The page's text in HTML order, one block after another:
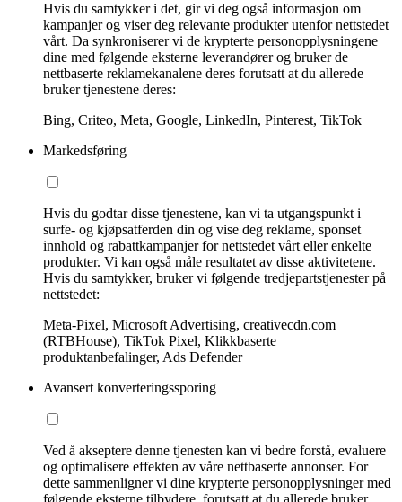
Hvis du samtykker i det, gir vi deg også informasjon om
kampanjer og viser deg relevante produkter utenfor nettstedet
vårt. Da synkroniserer vi de krypterte personopplysningene
dine med følgende eksterne leverandører og bruker de
nettbaserte reklamekanalene deres forutsatt at du allerede
bruker tjenestene deres:
Bing, Criteo, Meta, Google, LinkedIn, Pinterest, TikTok
Markedsføring
Hvis du godtar disse tjenestene, kan vi ta utgangspunkt i
surfe- og kjøpsatferden din og vise deg reklame, sponset
innhold og rabattkampanjer for nettstedet vårt eller enkelte
produkter. Vi kan også måle resultatet av disse aktivitetene.
Hvis du samtykker, bruker vi følgende tredjepartstjenester på
nettstedet:
Meta-Pixel, Microsoft Advertising, creativecdn.com
(RTBHouse), TikTok Pixel, Klikkbaserte
produktanbefalinger, Ads Defender
Avansert konverteringssporing
Ved å akseptere denne tjenesten kan vi bedre forstå, evaluere
og optimalisere effekten av våre nettbaserte annonser. For
dette sammenligner vi dine krypterte personopplysninger med